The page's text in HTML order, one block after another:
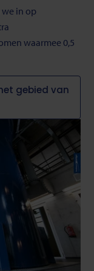
in op
waarmee 0,5
gebied van